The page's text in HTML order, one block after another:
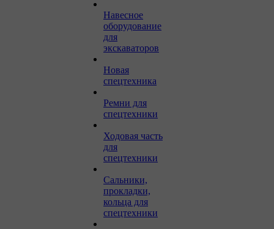
Навесное
оборудование
для
экскаваторов
Новая
спецтехника
Ремни для
спецтехники
Ходовая часть
для
спецтехники
Сальники,
прокладки,
кольца для
спецтехники